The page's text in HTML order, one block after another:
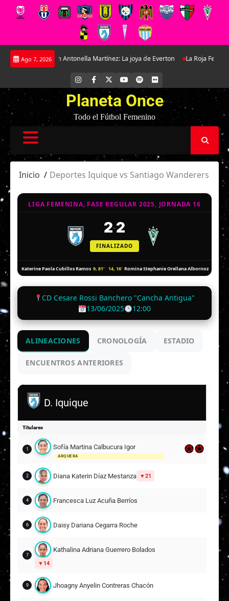
Saltar
Ago 7, 2026
con Antonella Martínez: La joya de Everton La Roja Femenina
INSTAGRAM
FACEBOOK YOUTUBE
SPOTIFYFLICKR
Planeta Once
Todo el Fútbol Femenino
Inicio Deportes Iquique vs Santiago Wanderers
LIGA FEMENINA, FASE REGULAR 2025, JORNADA 16
2-2
FINALIZADO
Katerine Paola Cubillos Ramos 9, 81' 14, 16' Romina Stephanie Orellana Albornoz
CD Cesare Rossi Banchero "Cancha Antigua"
13/06/2025
12:00
ALINEACIONES CRONOLOGÍA ESTADIO
ENCUENTROS ANTERIORES
D. Iquique
Titulares
1 Sofía Martina Calbucura Igor
ARQUERA
2 Diana Katerin Díaz Mestanza 21
4 Francesca Luz Acuña Berríos
6 Daisy Dariana Cegarra Roche
7
Kathalina Adriana Guerrero Bolados
14
9 Jhoagny Anyelin Contreras Chacón